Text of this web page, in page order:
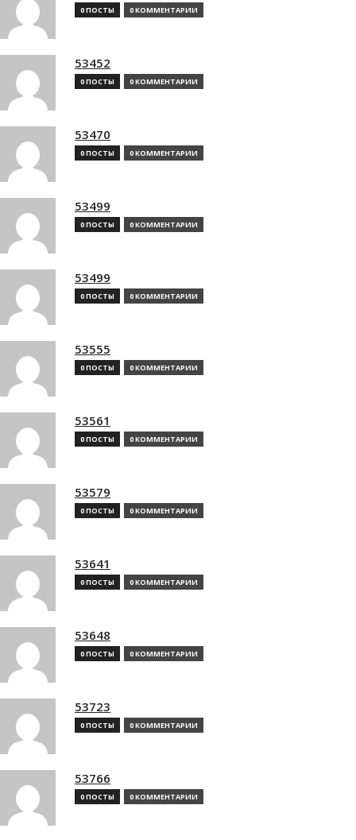
0 ПОСТЫ 0 КОММЕНТАРИИ
53452
0 ПОСТЫ 0 КОММЕНТАРИИ
53470
0 ПОСТЫ 0 КОММЕНТАРИИ
53499
0 ПОСТЫ 0 КОММЕНТАРИИ
53499
0 ПОСТЫ 0 КОММЕНТАРИИ
53555
0 ПОСТЫ 0 КОММЕНТАРИИ
53561
0 ПОСТЫ 0 КОММЕНТАРИИ
53579
0 ПОСТЫ 0 КОММЕНТАРИИ
53641
0 ПОСТЫ 0 КОММЕНТАРИИ
53648
0 ПОСТЫ 0 КОММЕНТАРИИ
53723
0 ПОСТЫ 0 КОММЕНТАРИИ
53766
0 ПОСТЫ 0 КОММЕНТАРИИ